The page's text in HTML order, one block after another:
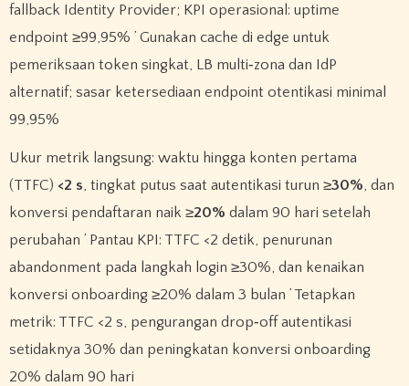
fallback Identity Provider; KPI operasional: uptime
endpoint ≥99,95% ’ Gunakan cache di edge untuk
pemeriksaan token singkat, LB multi‑zona dan IdP
alternatif; sasar ketersediaan endpoint otentikasi minimal
99,95%
Ukur metrik langsung: waktu hingga konten pertama
(TTFC) <2 s, tingkat putus saat autentikasi turun ≥30%, dan
konversi pendaftaran naik ≥20% dalam 90 hari setelah
perubahan ’ Pantau KPI: TTFC <2 detik, penurunan
abandonment pada langkah login ≥30%, dan kenaikan
konversi onboarding ≥20% dalam 3 bulan ’ Tetapkan
metrik: TTFC <2 s, pengurangan drop‑off autentikasi
setidaknya 30% dan peningkatan konversi onboarding
20% dalam 90 hari